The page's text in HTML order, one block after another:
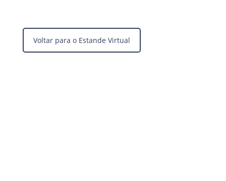
Voltar para o Estande Virtual